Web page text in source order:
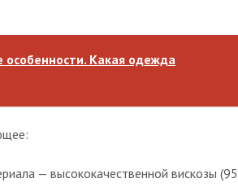
особенности. Какая одежда
— высококачественной вискозы (95